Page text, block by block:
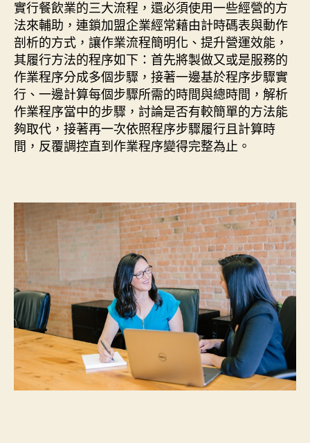
實行餐飲業的三大流程，還必須使用一些經營的方
法來輔助，連鎖加盟企業經常藉由計時碼表與動作
剖析的方式，讓作業流程簡明化、提升營運效能，
其履行方法的程序如下：首先將製做又或是服務的
作業程序分成多個步驟，接著一邊基於程序步驟實
行、一邊計算每個步驟所需的時間與總時間，解析
作業程序當中的步驟，討論是否有較簡單的方法能
夠取代，接著再一次依照程序步驟履行且計算時
間，反覆調控直到作業程序變得完整為止。